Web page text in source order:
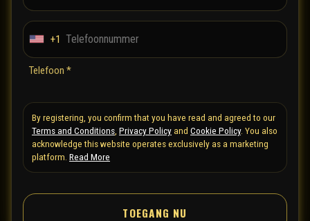
U
n
e
d
S
t
+1
Telefoon *
By registering, you confirm that you have read and agreed to our
Terms and Conditions Privacy Policyand Cookie Policy. You also
acknowledge this website operates exclusively as a marketing
platform. Read More
TOEGANG NU